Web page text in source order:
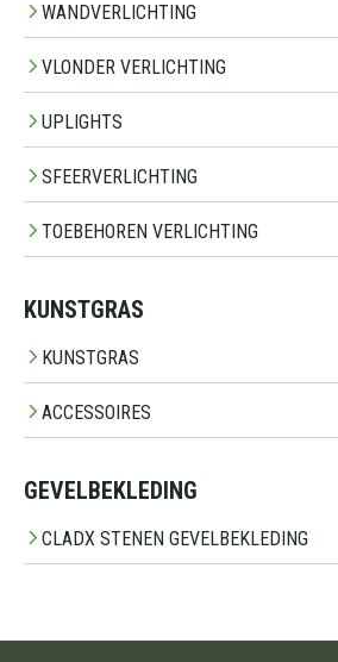
WANDVERLICHTING
VLONDER VERLICHTING
UPLIGHTS
SFEERVERLICHTING
TOEBEHOREN VERLICHTING
KUNSTGRAS
KUNSTGRAS
ACCESSOIRES
GEVELBEKLEDING
CLADX STENEN GEVELBEKLEDING